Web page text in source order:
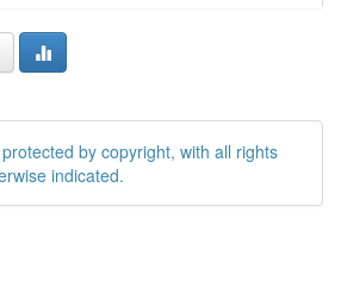
by copyright, with all rights
indicated.